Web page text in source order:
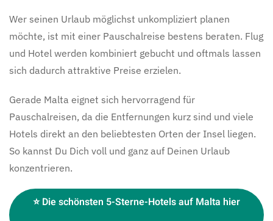
Wer seinen Urlaub möglichst unkompliziert planen
möchte, ist mit einer Pauschalreise bestens beraten. Flug
und Hotel werden kombiniert gebucht und oftmals lassen
sich dadurch attraktive Preise erzielen.
Gerade Malta eignet sich hervorragend für
Pauschalreisen, da die Entfernungen kurz sind und viele
Hotels direkt an den beliebtesten Orten der Insel liegen.
So kannst Du Dich voll und ganz auf Deinen Urlaub
konzentrieren.
⭐ Die schönsten 5-Sterne-Hotels auf Malta hier